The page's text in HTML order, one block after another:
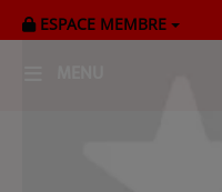
ESPACE MEMBRE